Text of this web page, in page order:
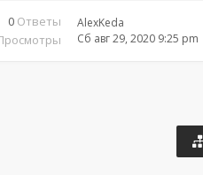
0 Ответы
AlexKeda
Сб авг 29, 2020 9:25 pm